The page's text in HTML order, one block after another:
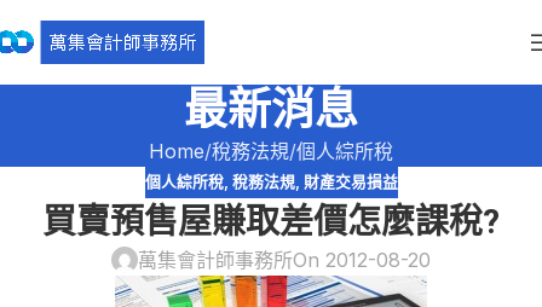
最新消息
Home 稅務法規 個人綜所稅
個人綜所稅, 稅務法規, 財產交易損益
買賣預售屋賺取差價怎麼課稅?
萬集會計師事務所On 2012-08-20